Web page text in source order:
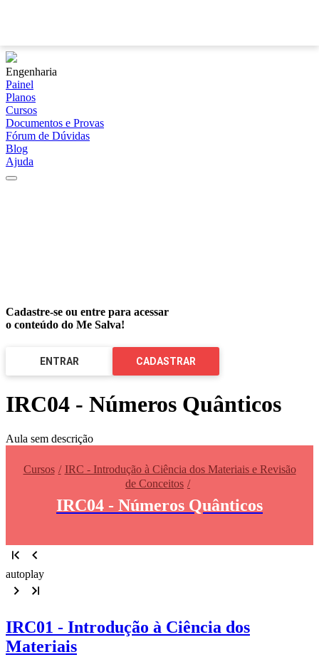
Engenharia
Painel
Planos
Cursos
Documentos e Provas
Fórum de Dúvidas
Blog
Ajuda
Cadastre-se ou entre para acessar
o conteúdo do Me Salva!
ENTRAR CADASTRAR
IRC04 - Números Quânticos
Aula sem descrição
Cursos
IRC - Introdução à Ciência dos Materiais e Revisão
de Conceitos
IRC04 - Números Quânticos
autoplay
IRC01 - Introdução à Ciência dos
Materiais